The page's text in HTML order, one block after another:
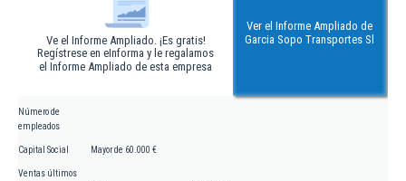
Ve el Informe Ampliado. ¡Es gratis!
Regístrese en eInforma y le regalamos
el Informe Ampliado de esta empresa
Ver el Informe Ampliado de
Garcia Sopo Transportes Sl
Número de
empleados
Capital Social Mayor de 60.000 €
Ventas últimos